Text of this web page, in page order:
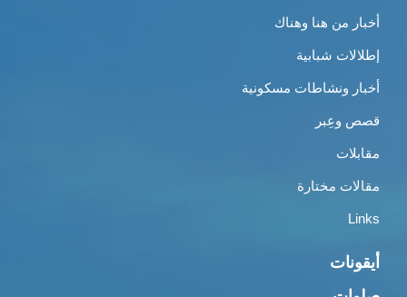
أخبار من هنا وهناك
إطلالات شبابية
أخبار ونشاطات مسكونية
قصص وعِبر
مقابلات
مقالات مختارة
Links
أيقونات